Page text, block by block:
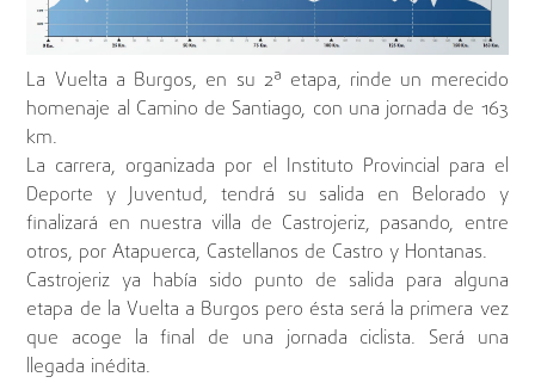
La Vuelta a Burgos, en su 2ª etapa, rinde un merecido
homenaje al Camino de Santiago, con una jornada de 163
km.
La carrera, organizada por el Instituto Provincial para el
Deporte y Juventud, tendrá su salida en Belorado y
finalizará en nuestra villa de Castrojeriz, pasando, entre
otros, por Atapuerca, Castellanos de Castro y Hontanas.
Castrojeriz ya había sido punto de salida para alguna
etapa de la Vuelta a Burgos pero ésta será la primera vez
que acoge la final de una jornada ciclista. Será una
llegada inédita.